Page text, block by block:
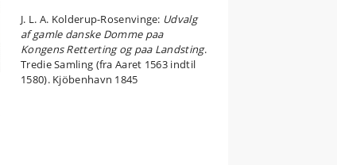
J. L. A. Kolderup-Rosenvinge: Udvalg
af gamle danske Domme paa
Kongens Retterting og paa Landsting.
Tredie Samling (fra Aaret 1563 indtil
1580). Kjöbenhavn 1845